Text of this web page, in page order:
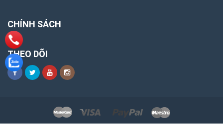
CHÍNH SÁCH
THEO DÕI